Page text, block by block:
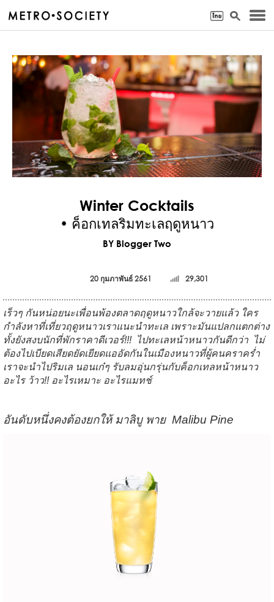
Winter Cocktails
• ค็อกเทลริมทะเลฤดูหนาว
BY Blogger Two
20 กุมภาพันธ์ 2561 29,301
เร็วๆ กันหน่อยนะเพื่อนพ้องตลาดฤดูหนาวใกล้จะวายแล้ว ใคร
กำลังหาที่เที่ยวฤดูหนาวเราแนะนำทะเล เพราะมันแปลกแตกต่าง
ทั้งยังสงบนักที่พักราคาดีเวอร์!!! ไปทะเลหน้าหนาวกันดีกว่า ไม่
ต้องไปเบียดเสียดยัดเยียดแออัดกันในเมืองหนาวที่ผู้คนคราคร่ำ
เราจะนำไปริมเล นอนเก๋ๆ รับลมอุ่นกรุ่นกับค็อกเทลหน้าหนาว
อะไร ว้าว!! อะไรเหมาะ อะไรแมทช์
อันดับหนึ่งคงต้องยกให้ มาลิบู พาย Malibu Pine